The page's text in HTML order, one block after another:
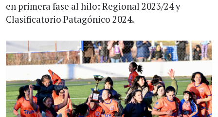
en primera fase al hilo: Regional 2023/24 y
Clasificatorio Patagónico 2024.